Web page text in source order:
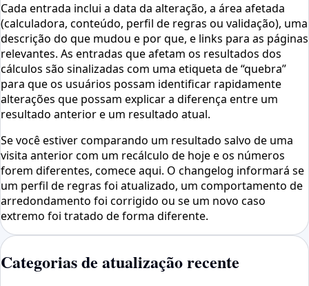
Cada entrada inclui a data da alteração, a área afetada
(calculadora, conteúdo, perfil de regras ou validação), uma
descrição do que mudou e por que, e links para as páginas
relevantes. As entradas que afetam os resultados dos
cálculos são sinalizadas com uma etiqueta de “quebra”
para que os usuários possam identificar rapidamente
alterações que possam explicar a diferença entre um
resultado anterior e um resultado atual.
Se você estiver comparando um resultado salvo de uma
visita anterior com um recálculo de hoje e os números
forem diferentes, comece aqui. O changelog informará se
um perfil de regras foi atualizado, um comportamento de
arredondamento foi corrigido ou se um novo caso
extremo foi tratado de forma diferente.
Categorias de atualização recente